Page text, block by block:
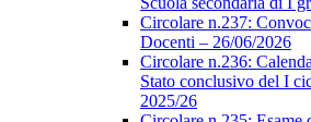
Circolare n.237:
Docenti – 26/06/2026
Circolare n.236:
Stato conclusivo del I
2025/26